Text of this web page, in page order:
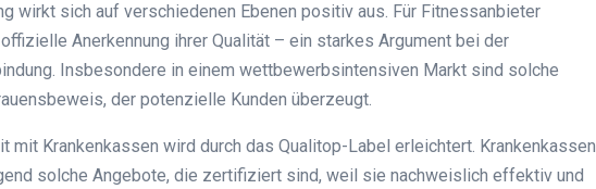
wirkt sich auf verschiedenen Ebenen positiv aus. Für Fitnessanbieter
Anerkennung ihrer Qualität – ein starkes Argument bei der
Insbesondere in einem wettbewerbsintensiven Markt sind solche
der potenzielle Kunden überzeugt.
mit Krankenkassen wird durch das Qualitop-Label erleichtert. Krankenkassen
solche Angebote, die zertifiziert sind, weil sie nachweislich effektiv und